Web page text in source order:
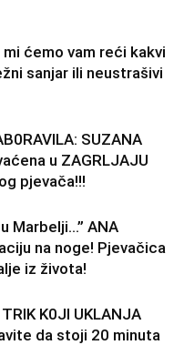
ćemo vam reći kakvi
sanjar ili neustrašivi
SUZANA
u ZAGRLJAJU
pjevača!!!
Marbelji…” ANA
na noge! Pjevačica
iz života!
TRlK K0Jl UKLANJA
da stoji 20 minuta